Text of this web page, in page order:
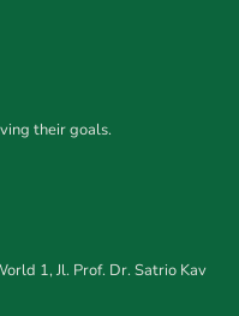
their goals.
1, Jl. Prof. Dr. Satrio Kav